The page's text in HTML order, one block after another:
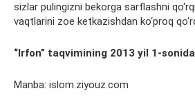
sizlar pulingizni bekorga sarflashni
vaqtlarini zoe ketkazishdan ko‘proq
“Irfon” taqvimining 2013 yil 1-
Manba: islom.ziyouz.com